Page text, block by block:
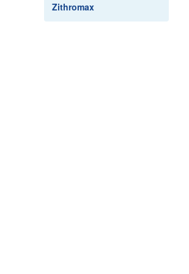
Zithromax